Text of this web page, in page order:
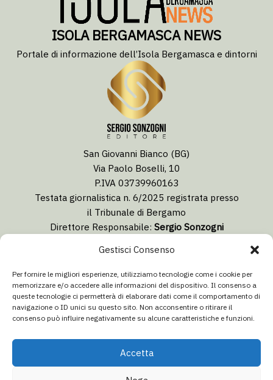
Gestisci Consenso
Per fornire le migliori esperienze, utilizziamo tecnologie come i cookie per
memorizzare e/o accedere alle informazioni del dispositivo. Il consenso a
queste tecnologie ci permetterà di elaborare dati come il comportamento di
navigazione o ID unici su questo sito. Non acconsentire o ritirare il
consenso può influire negativamente su alcune caratteristiche e funzioni.
Accetta
ISOLA BERGAMASCA NEWS
Portale di informazione dell’Isola Bergamasca e dintorni
San Giovanni Bianco (BG)
Via Paolo Boselli, 10
P.IVA 03739960163
Testata giornalistica n. 6/2025 registrata presso
il Tribunale di Bergamo
Direttore Responsabile: Sergio Sonzogni
redazione@isolabergamascanews.it
info@italiacommunication.com
Telefono: 0345 41834